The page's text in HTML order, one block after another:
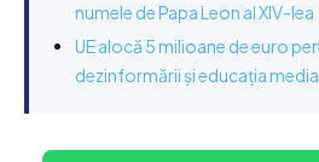
numele de Papa Leon al XIV-lea
UE alocă 5 milioane de euro
dezinformării și educația media